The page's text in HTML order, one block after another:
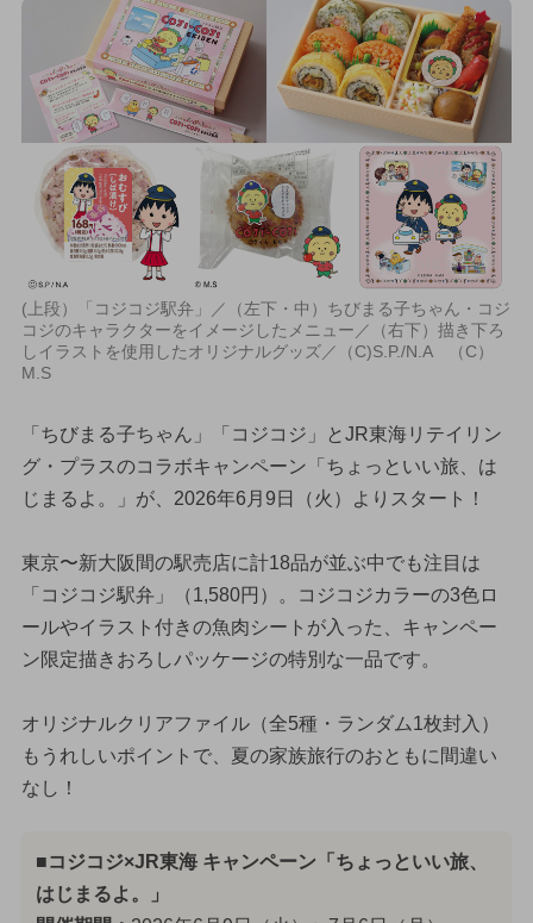
(上段）「コジコジ駅弁」／（左下・中）ちびまる子ちゃん・コジ
コジのキャラクターをイメージしたメニュー／（右下）描き下ろ
しイラストを使用したオリジナルグッズ／（C)S.P./N.A （C）
M.S
「ちびまる子ちゃん」「コジコジ」とJR東海リテイリン
グ・プラスのコラボキャンペーン「ちょっといい旅、は
じまるよ。」が、2026年6月9日（火）よりスタート！
東京〜新大阪間の駅売店に計18品が並ぶ中でも注目は
「コジコジ駅弁」（1,580円）。コジコジカラーの3色ロ
ールやイラスト付きの魚肉シートが入った、キャンペー
ン限定描きおろしパッケージの特別な一品です。
オリジナルクリアファイル（全5種・ランダム1枚封入）
もうれしいポイントで、夏の家族旅行のおともに間違い
なし！
■コジコジ×JR東海 キャンペーン「ちょっといい旅、
はじまるよ。」